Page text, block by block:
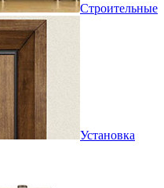
Строительные
Установка